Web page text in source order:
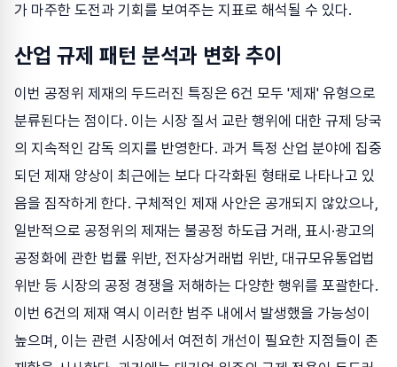
가 마주한 도전과 기회를 보여주는 지표로 해석될 수 있다.
산업 규제 패턴 분석과 변화 추이
이번 공정위 제재의 두드러진 특징은 6건 모두 '제재' 유형으로
분류된다는 점이다. 이는 시장 질서 교란 행위에 대한 규제 당국
의 지속적인 감독 의지를 반영한다. 과거 특정 산업 분야에 집중
되던 제재 양상이 최근에는 보다 다각화된 형태로 나타나고 있
음을 짐작하게 한다. 구체적인 제재 사안은 공개되지 않았으나,
일반적으로 공정위의 제재는 불공정 하도급 거래, 표시·광고의
공정화에 관한 법률 위반, 전자상거래법 위반, 대규모유통업법
위반 등 시장의 공정 경쟁을 저해하는 다양한 행위를 포괄한다.
이번 6건의 제재 역시 이러한 범주 내에서 발생했을 가능성이
높으며, 이는 관련 시장에서 여전히 개선이 필요한 지점들이 존